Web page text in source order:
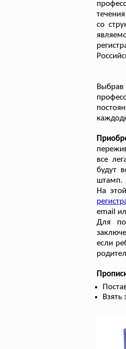
со
все
будут
штамп.
На
email
Для
если